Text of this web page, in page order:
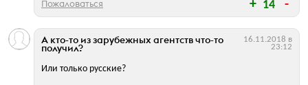
14
Пожаловаться
Или только русские?
А кто-то из зарубежных агентств что-то
получил?
16.11.2018 в
23:12